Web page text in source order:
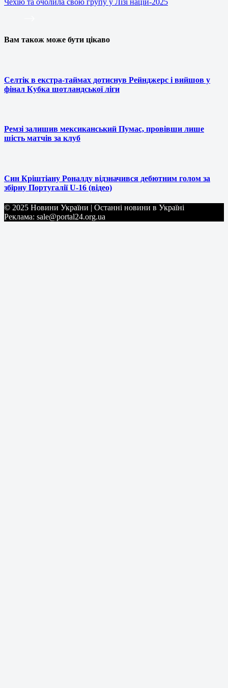
Вам також може бути цікаво
Селтік в екстра-таймах дотиснув Рейнджерс і вийшов у
фінал Кубка шотландської ліги
Ремзі залишив мексиканський Пумас, провівши лише
шість матчів за клуб
Син Кріштіану Роналду відзначився дебютним голом за
збірну Португалії U-16 (відео)
© 2025 Новини України | Останні новини в Україні
Реклама: sale@portal24.org.ua